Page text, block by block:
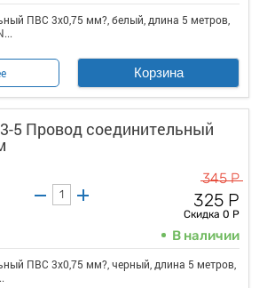
ПВС 3x0,75 мм?, белый, длина 5 метров,
Корзина
5 Провод соединительный
345 Р
325 Р
Скидка 0 Р
В наличии
ПВС 3x0,75 мм?, черный, длина 5 метров,